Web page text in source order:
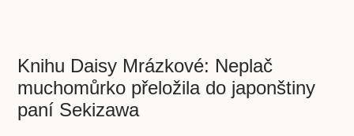
Knihu Daisy Mrázkové: Neplač
muchomůrko přeložila do japonštiny
paní Sekizawa